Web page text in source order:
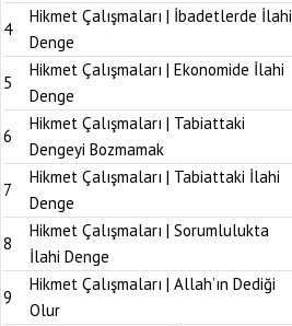
4
Hikmet Çalışmaları | İbadetlerde İlahi
Denge
5
Hikmet Çalışmaları | Ekonomide İlahi
Denge
6
Hikmet Çalışmaları | Tabiattaki
Dengeyi Bozmamak
7
Hikmet Çalışmaları | Tabiattaki İlahi
Denge
8
Hikmet Çalışmaları | Sorumlulukta
İlahi Denge
9
Hikmet Çalışmaları | Allah’ın Dediği
Olur